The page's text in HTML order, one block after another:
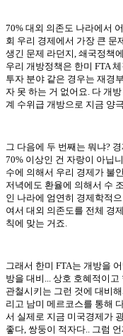
70% 대외 의존도 나라에서
회 우리 경제에서 가장 큰 문
생긴 문제 라던지, 쇄국정책
우리 개방정책은 한미 FTA
투자 분야 같은 경우는 재경
자 못 하는 거 없어요. 다 개
계 수위급 개방으로 지금 양
그 다음에 두 번째는 뭐냐?
70% 이상인 건 자랑이 아닙
수에 의해서 우리 경제가 불
저녁에도 환율에 의해서 수
인 나라에 엄연히 경제학적
여서 대외 의존도를 전체 경
칙에 맞는 거죠.
그래서 한미 FTA는 개방을
방을 대비... 상호 호혜적이
관철시키는 그런 것에 대비
리고 남미 메르코스를 통해
서 실제로 지금 미국경제가
좋다, 쌍둥이 적자다.. 그럼